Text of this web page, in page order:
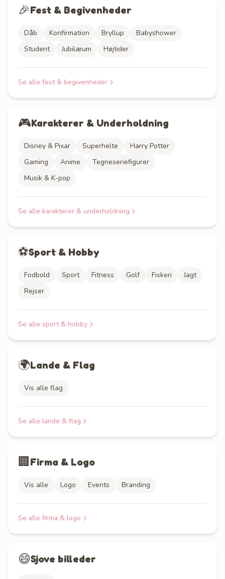
🎉Fest & Begivenheder
Dåb Konfirmation Bryllup
Babyshower
Student
Jubilæum Højtider
Se alle fest & begivenheder
🎮Karakterer & Underholdning
Disney & Pixar Superhelte
Harry Potter
Gaming
Anime
Tegneseriefigurer
Musik & K-pop
Se alle karakterer & underholdning
⚽Sport & Hobby
Fodbold Sport Fitness Golf Fiskeri
Jagt
Rejser
Se alle sport & hobby
🌍Lande & Flag
Vis alle flag
Se alle lande & flag
🏢Firma & Logo
Vis alle Logo Events Branding
Se alle firma & logo
😄Sjove billeder